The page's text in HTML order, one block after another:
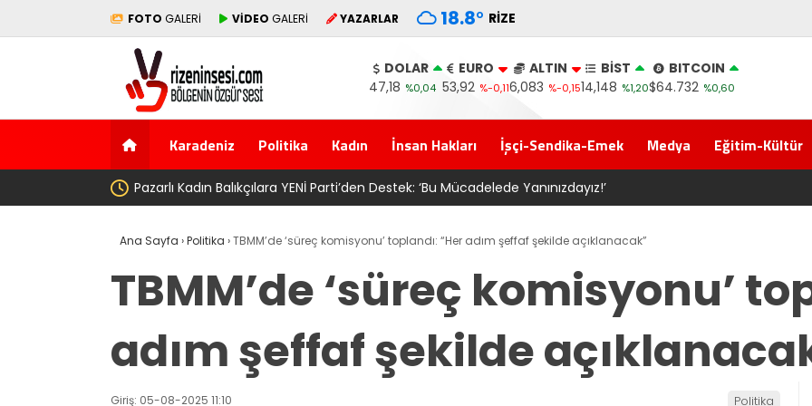
FOTO GALERİ VİDEO GALERİ YAZARLAR 18.8° RIZE
DOLAR
47,18 %0,04
EURO
53,92 %-0,11
ALTIN
6,083 %-0,15
BİST
14,148 %1,20
BITCOIN
$64.732 %0,60
Karadeniz Politika Kadın İnsan Hakları İşçi-Sendika-Emek Medya Eğitim-Kültür
AV. Süzen “Meclis’e gelen Çerçeve Yasa Türkiye’de yeni bir başlangıç için
Ana Sayfa ›Politika ›TBMM’de ‘süreç komisyonu’ toplandı: “Her adım şeffaf şekilde açıklanacak”
TBMM’de ‘süreç komisyonu’
adım şeffaf şekilde
Giriş: 05-08-2025 11:10 Politika